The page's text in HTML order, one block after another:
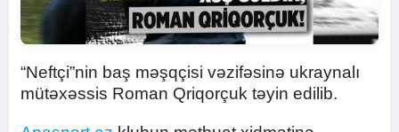
“Neftçi”nin baş məşqçisi vəzifəsinə ukraynalı
mütəxəssis Roman Qriqorçuk təyin edilib.